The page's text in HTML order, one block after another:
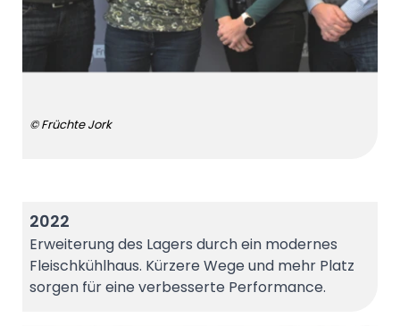
© Früchte Jork
2022
Erweiterung des Lagers durch ein modernes
Fleischkühlhaus. Kürzere Wege und mehr Platz
sorgen für eine verbesserte Performance.